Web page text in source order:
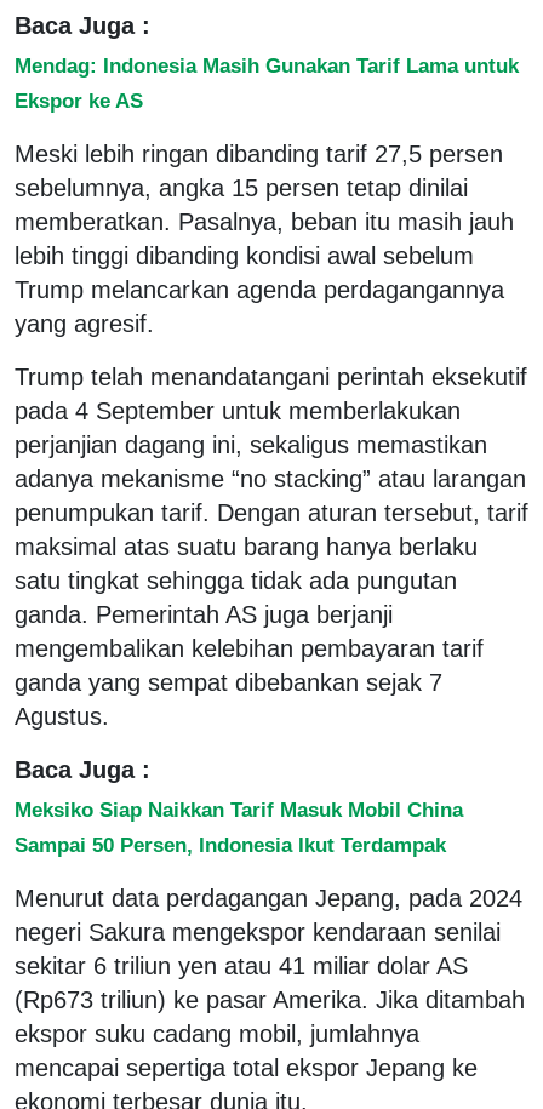
Baca Juga :
Mendag: Indonesia Masih Gunakan Tarif Lama untuk
Ekspor ke AS
Meski lebih ringan dibanding tarif 27,5 persen
sebelumnya, angka 15 persen tetap dinilai
memberatkan. Pasalnya, beban itu masih jauh
lebih tinggi dibanding kondisi awal sebelum
Trump melancarkan agenda perdagangannya
yang agresif.
Trump telah menandatangani perintah eksekutif
pada 4 September untuk memberlakukan
perjanjian dagang ini, sekaligus memastikan
adanya mekanisme “no stacking” atau larangan
penumpukan tarif. Dengan aturan tersebut, tarif
maksimal atas suatu barang hanya berlaku
satu tingkat sehingga tidak ada pungutan
ganda. Pemerintah AS juga berjanji
mengembalikan kelebihan pembayaran tarif
ganda yang sempat dibebankan sejak 7
Agustus.
Baca Juga :
Meksiko Siap Naikkan Tarif Masuk Mobil China
Sampai 50 Persen, Indonesia Ikut Terdampak
Menurut data perdagangan Jepang, pada 2024
negeri Sakura mengekspor kendaraan senilai
sekitar 6 triliun yen atau 41 miliar dolar AS
(Rp673 triliun) ke pasar Amerika. Jika ditambah
ekspor suku cadang mobil, jumlahnya
mencapai sepertiga total ekspor Jepang ke
ekonomi terbesar dunia itu.